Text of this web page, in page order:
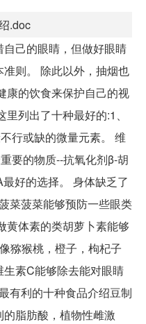
.doc
己的眼睛，但做好眼睛
则。 除此以外，抽烟也
康的饮食来保护自己的视
列出了十种最好的:1、
行或缺的微量元素。 维
要的物质--抗氧化剂β-胡
好的选择。 身体缺乏了
菜菠菜能够预防一些眼类
黄体素的类胡萝卜素能够
猕猴桃，橙子，枸杞子
素C能够除去能对眼睛
有利的十种食品介绍豆制
脂肪酸，植物性雌激